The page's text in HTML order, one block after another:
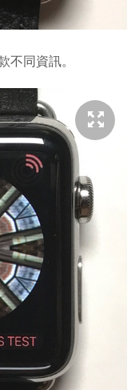
不同資訊。